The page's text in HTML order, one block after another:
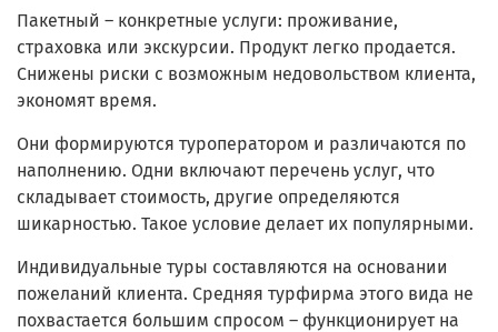
Пакетный – конкретные услуги: проживание,
страховка или экскурсии. Продукт легко продается.
Снижены риски с возможным недовольством клиента,
экономят время.
Они формируются туроператором и различаются по
наполнению. Одни включают перечень услуг, что
складывает стоимость, другие определяются
шикарностью. Такое условие делает их популярными.
Индивидуальные туры составляются на основании
пожеланий клиента. Средняя турфирма этого вида не
похвастается большим спросом – функционирует на